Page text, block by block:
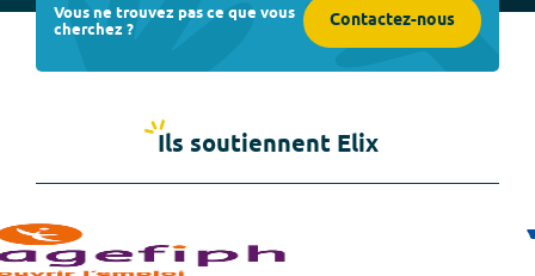
Vous ne trouvez pas ce que vous
cherchez ? Contactez-nous
Ils soutiennent Elix